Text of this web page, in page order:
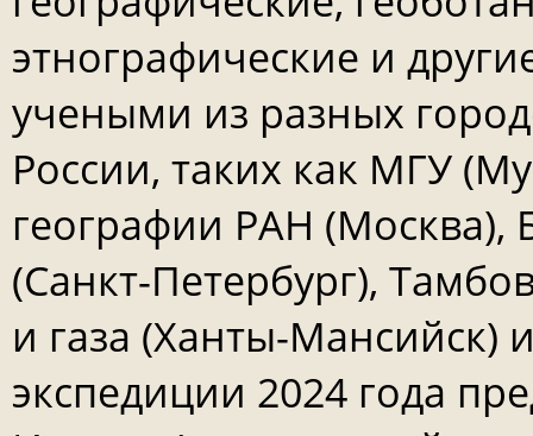
этнографические и
учеными из разных
России, таких как МГУ
географии РАН (Москва),
(Санкт-Петербург),
и газа (Ханты-Мансийск)
экспедиции 2024 года